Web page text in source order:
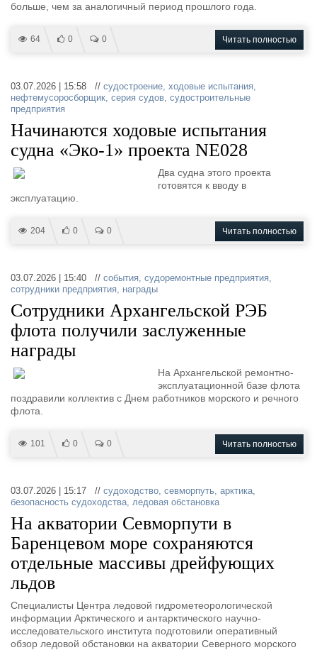
больше, чем за аналогичный период прошлого года.
64 0 0 Читать полностью
03.07.2026 | 15:58 // судостроение, ходовые испытания,
нефтемусоросборщик, серия судов, судостроительные
предприятия
Начинаются ходовые испытания
судна «Эко-1» проекта NE028
Два судна этого проекта
готовятся к вводу в
эксплуатацию.
204 0 0 Читать полностью
03.07.2026 | 15:40 // события, судоремонтные предприятия,
сотрудники предприятия, награды
Сотрудники Архангельской РЭБ
флота получили заслуженные
награды
На Архангельской ремонтно-
эксплуатационной базе флота
поздравили коллектив с Днем работников морского и речного
флота.
101 0 0 Читать полностью
03.07.2026 | 15:17 // судоходство, севморпуть, арктика,
безопасность судоходства, ледовая обстановка
На акватории Севморпути в
Баренцевом море сохраняются
отдельные массивы дрейфующих
льдов
Специалисты Центра ледовой гидрометеорологической
информации Арктического и антарктического научно-
исследовательского института подготовили оперативный
обзор ледовой обстановки на акватории Северного морского